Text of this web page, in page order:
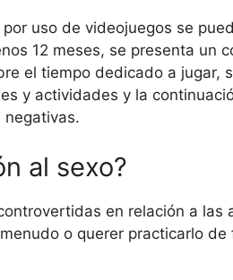
por uso de videojuegos se
12 meses, se presenta un
el tiempo dedicado a jugar,
y actividades y la
negativas.
al sexo?
en relación a las
o querer practicarlo